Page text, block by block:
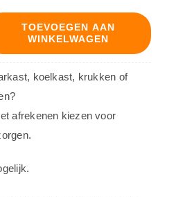
TOEVOEGEN AAN
WINKELWAGEN
koelkast, krukken of
afrekenen kiezen voor